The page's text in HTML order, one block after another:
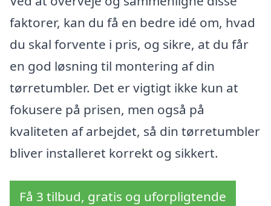
faktorer, kan du få en bedre idé om, hvad
du skal forvente i pris, og sikre, at du får
en god løsning til montering af din
tørretumbler. Det er vigtigt ikke kun at
fokusere på prisen, men også på
kvaliteten af arbejdet, så din tørretumbler
bliver installeret korrekt og sikkert.
Få 3 tilbud, gratis og uforpligtende